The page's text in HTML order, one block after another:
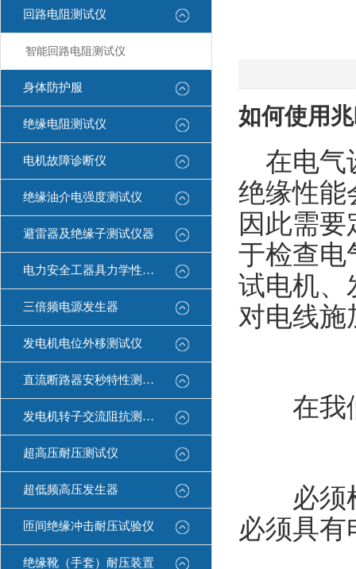
回路电阻测试仪
智能回路电阻测试仪
身体防护服
绝缘电阻测试仪
电机故障诊断仪
绝缘油介电强度测试仪
避雷器及绝缘子测试仪器
电力安全工器具力学性能试验机
三倍频电源发生器
发电机电位外移测试仪
直流断路器安秒特性测试仪
发电机转子交流阻抗测试仪
超高压耐压测试仪
超低频高压发生器
匝间绝缘冲击耐压试验仪
绝缘靴（手套）耐压装置
如何使用
在电气
绝缘性能
因此需
于检查电
试电机、
对电线施
在我们
必须检
必须具有